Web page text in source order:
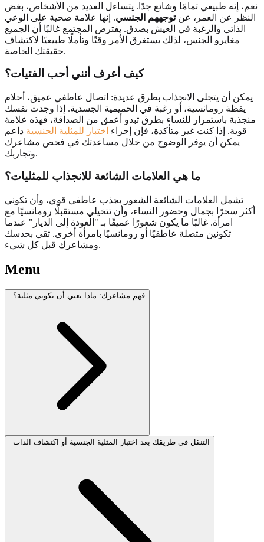
نعم، إنه طبيعي تمامًا وشائع جدًا. يتساءل العديد من الأشخاص، بغض
النظر عن العمر، عنتوجههم الجنسي. إنها علامة صحية على الوعي
الذاتي والرغبة في العيش بصدق. يفترض المجتمع غالبًا أن الجميع
مغايرو الجنس، لذلك يستغرق الأمر وقتًا وتأملًا طبيعيًا لاكتشاف
حقيقتك الخاصة.
كيف أعرف أنني أحب الفتيات؟
يمكن أن يتجلى الانجذاب بطرق عديدة: اتصال عاطفي عميق، أحلام
يقظة رومانسية، أو رغبة في الحميمية الجسدية. إذا وجدت نفسك
منجذبة باستمرار للنساء بطرق تبدو أعمق من الصداقة، فهذه علامة
قوية. إذا كنت غير متأكدة، فإن إجراء اختبار للمثلية الجنسية داعم
يمكن أن يوفر الوضوح من خلال مساعدتك في فحص مشاعرك
وتجاربك.
ما هي العلامات الشائعة للانجذاب للمثليات؟
تشمل العلامات الشائعة الشعور بجذب عاطفي قوي، وأن تكوني
أكثر سحرًا بجمال وحضور النساء، وأن تتخيلي مستقبلًا رومانسيًا مع
امرأة. غالبًا ما يكون شعورًا عميقًا بـ "العودة إلى الديار" عندما
تكونين متصلة عاطفيًا أو رومانسيًا بامرأة أخرى. ثقي بحدسك
ومشاعرك قبل كل شيء.
Menu
فهم مشاعرك: ماذا يعني أن تكوني مثلية؟
التنقل في طريقك بعد اختبار المثلية الجنسية أو اكتشاف الذات